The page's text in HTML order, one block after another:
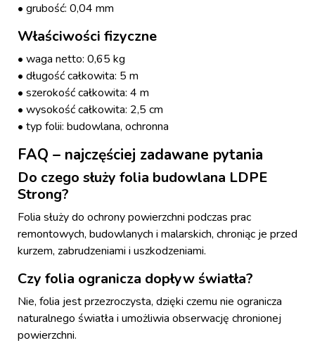
• grubość: 0,04 mm
Właściwości fizyczne
• waga netto: 0,65 kg
• długość całkowita: 5 m
• szerokość całkowita: 4 m
• wysokość całkowita: 2,5 cm
• typ folii: budowlana, ochronna
FAQ – najczęściej zadawane pytania
Do czego służy folia budowlana LDPE
Strong?
Folia służy do ochrony powierzchni podczas prac
remontowych, budowlanych i malarskich, chroniąc je przed
kurzem, zabrudzeniami i uszkodzeniami.
Czy folia ogranicza dopływ światła?
Nie, folia jest przezroczysta, dzięki czemu nie ogranicza
naturalnego światła i umożliwia obserwację chronionej
powierzchni.